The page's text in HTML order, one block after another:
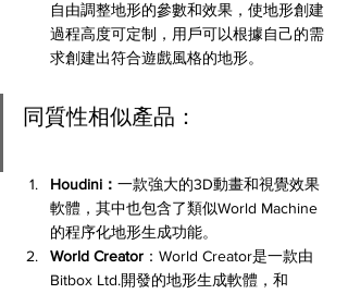
自由調整地形的參數和效果，使地形創建
過程高度可定制，用戶可以根據自己的需
求創建出符合遊戲風格的地形。
同質性相似產品：
Houdini： 一款強大的3D動畫和視覺效果
軟體，其中也包含了類似World Machine
的程序化地形生成功能。
World Creator ：World Creator是一款由
Bitbox Ltd.開發的地形生成軟體，和